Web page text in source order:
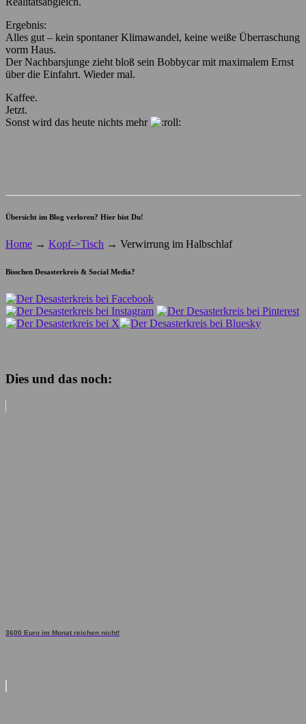
Ergebnis:
Alles gut – kein spontaner Klimawandel, keine weiße Überraschung
vorm Haus.
Der Nachbarsjunge zieht bloß sein Bobbycar mit maximalem Ernst
über die Einfahrt. Wieder mal.
Kaffee.
Jetzt.
Sonst wird das heute nichts mehr
Übersicht im Blog verloren? Hier bist Du!
Home → Kopf->Tisch → Verwirrung im Halbschlaf
Bisschen Desasterkreis & Social Media?
Dies und das noch:
3600 Euro im Monat reichen nicht!